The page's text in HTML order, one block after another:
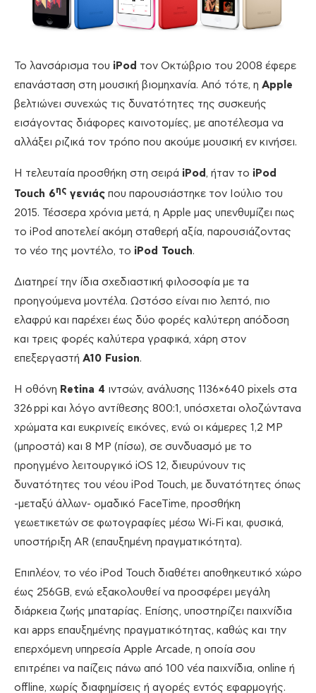
Το λανσάρισμα του iPod τον Οκτώβριο του 2008 έφερε
επανάσταση στη μουσική βιομηχανία. Από τότε, η Apple
βελτιώνει συνεχώς τις δυνατότητες της συσκευής
εισάγοντας διάφορες καινοτομίες, με αποτέλεσμα να
αλλάξει ριζικά τον τρόπο που ακούμε μουσική εν κινήσει.
Η τελευταία προσθήκη στη σειρά iPod , ήταν το iPod
Touch 6ης γενιάς που παρουσιάστηκε τον Ιούλιο του
2015. Τέσσερα χρόνια μετά, η Apple μας υπενθυμίζει πως
το iPod αποτελεί ακόμη σταθερή αξία, παρουσιάζοντας
το νέο της μοντέλο, το iPod Touch.
Διατηρεί την ίδια σχεδιαστική φιλοσοφία με τα
προηγούμενα μοντέλα. Ωστόσο είναι πιο λεπτό, πιο
ελαφρύ και παρέχει έως δύο φορές καλύτερη απόδοση
και τρεις φορές καλύτερα γραφικά, χάρη στον
επεξεργαστή A10 Fusion.
Η οθόνη Retina 4 ιντσών, ανάλυσης 1136×640 pixels στα
326 ppi και λόγο αντίθεσης 800:1, υπόσχεται ολοζώντανα
χρώματα και ευκρινείς εικόνες, ενώ οι κάμερες 1,2 MP
(μπροστά) και 8 MP (πίσω), σε συνδυασμό με το
προηγμένο λειτουργικό iOS 12, διευρύνουν τις
δυνατότητες του νέου iPod Touch, με δυνατότητες όπως
-μεταξύ άλλων- ομαδικό FaceTime, προσθήκη
γεωετικετών σε φωτογραφίες μέσω Wi‑Fi και, φυσικά,
υποστήριξη AR (επαυξημένη πραγματικότητα).
Επιπλέον, το νέο iPod Touch διαθέτει αποθηκευτικό χώρο
έως 256GB, ενώ εξακολουθεί να προσφέρει μεγάλη
διάρκεια ζωής μπαταρίας. Επίσης, υποστηρίζει παιχνίδια
και apps επαυξημένης πραγματικότητας, καθώς και την
επερχόμενη υπηρεσία Apple Arcade, η οποία σου
επιτρέπει να παίζεις πάνω από 100 νέα παιχνίδια, online ή
offline, χωρίς διαφημίσεις ή αγορές εντός εφαρμογής.